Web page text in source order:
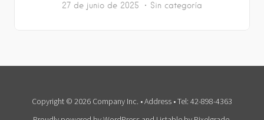
27 de junio de 2025 Sin categoría
Copyright © 2026 Company Inc. • Address • Tel: 42-898-4363